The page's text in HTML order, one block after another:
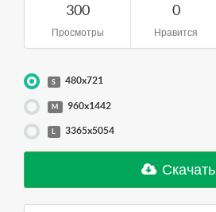
300
Просмотры
0
Нравится
S 480x721
M 960x1442
L 3365x5054
Скачать